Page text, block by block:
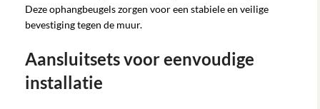
Deze ophangbeugels zorgen voor een stabiele en veilige
bevestiging tegen de muur.
Aansluitsets voor eenvoudige
installatie